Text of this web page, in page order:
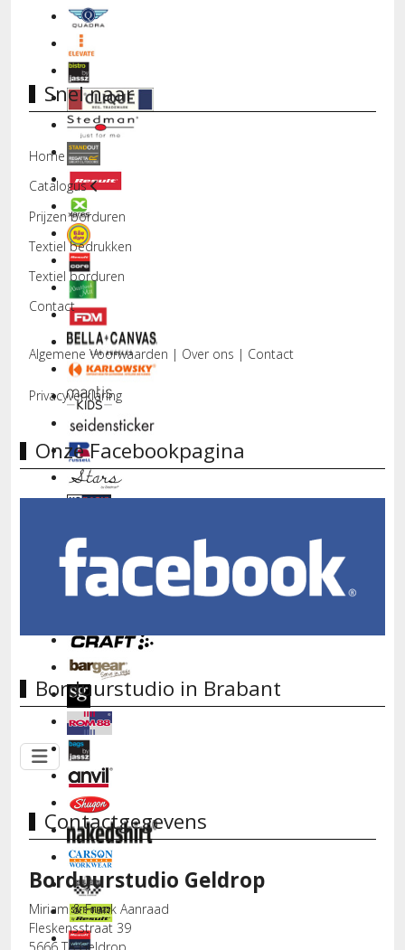
Snel naar
Home
Catalogus
Prijzen borduren
Textiel bedrukken
Textiel borduren
Contact
Algemene Voorwaarden | Over ons | Contact
Privacyverklaring
Onze Facebookpagina
Borduurstudio in Brabant
Contactgegevens
Borduurstudio Geldrop
Miriam & Frank Aanraad
Fleskensstraat 39